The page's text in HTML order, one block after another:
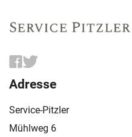
Adresse
Service-Pitzler
Mühlweg 6